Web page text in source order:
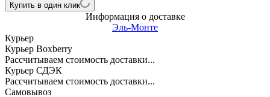
Купить в один клик
Информация о доставке
Эль-Монте
Курьер
Курьер Boxberry
Рассчитываем стоимость доставки...
Курьер СДЭК
Рассчитываем стоимость доставки...
Самовывоз